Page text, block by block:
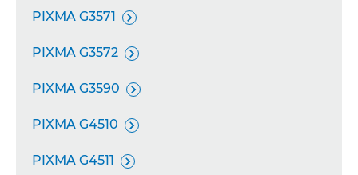
PIXMA G3571 
PIXMA G3572 
PIXMA G3590 
PIXMA G4510 
PIXMA G4511 